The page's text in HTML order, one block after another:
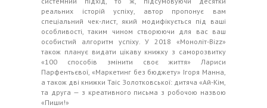
реальних історій успіху, автор пропонує вам
спеціальний чек-лист, який модифікується під ваші
особливості, таким чином створюючи для вас ваш
особистий алгоритм успіху. У 2018 «Моноліт-Bizz»
також планує видати цікаву книжку з саморозвитку
«100 способів змінити своє життя» Лариси
Парфентьєвої, «Маркетинг без бюджету» Ігоря Манна,
а також дві книжки Таіс Золотковської: дитяча «Ай-Кім,
та друга — з креативного письма з робочою назвою
«Пиши!»